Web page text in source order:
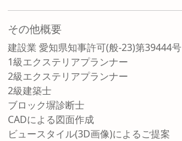
その他概要
建設業 愛知県知事許可(般-23)第39444号
1級エクステリアプランナー
2級エクステリアプランナー
2級建築士
ブロック塀診断士
CADによる図面作成
ビュースタイル(3D画像)によるご提案